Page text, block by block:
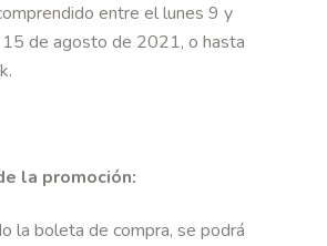
entre el lunes 9 y
de agosto de 2021, o hasta
la promoción:
la boleta de compra, se podrá